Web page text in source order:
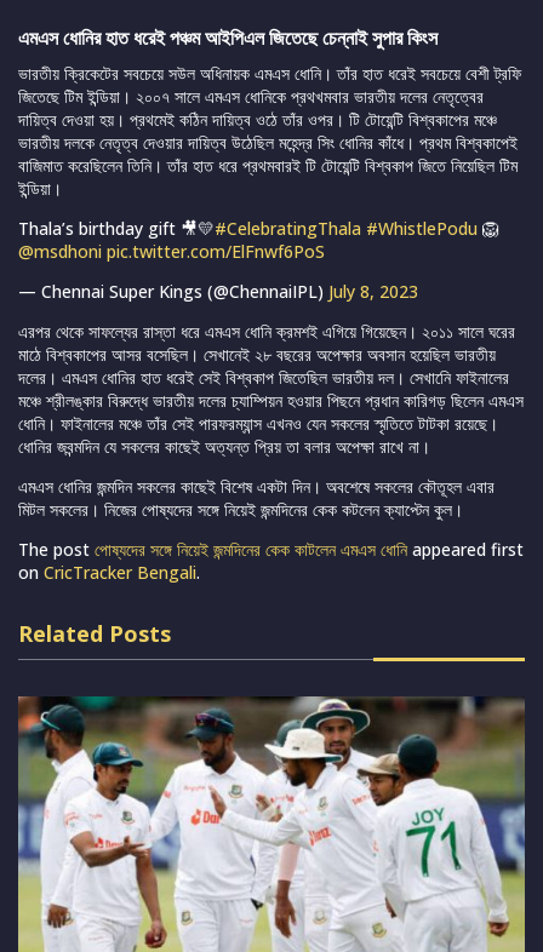
এমএস ধোনির হাত ধরেই পঞ্চম আইপিএল জিতেছে চেন্নাই সুপার কিংস
ভারতীয় ক্রিকেটের সবচেয়ে সউল অধিনায়ক এমএস ধোনি। তাঁর হাত ধরেই সবচেয়ে বেশী ট্রফি
জিতেছে টিম ইন্ডিয়া। ২০০৭ সালে এমএস ধোনিকে প্রথখমবার ভারতীয় দলের নেতৃত্বের
দায়িত্ব দেওয়া হয়। প্রথমেই কঠিন দায়িত্ব ওঠে তাঁর ওপর। টি টোয়েন্টি বিশ্বকাপের মঞ্চে
ভারতীয় দলকে নেতৃত্ব দেওয়ার দায়িত্ব উঠেছিল মহেন্দ্র সিং ধোনির কাঁধে। প্রথম বিশ্বকাপেই
বাজিমাত করেছিলেন তিনি। তাঁর হাত ধরে প্রথমবারই টি টোয়েন্টি বিশ্বকাপ জিতে নিয়েছিল টিম
ইন্ডিয়া।
Thala’s birthday gift 🎥💛#CelebratingThala #WhistlePodu 🦁
@msdhoni pic.twitter.com/ElFnwf6PoS
— Chennai Super Kings (@ChennaiIPL) July 8, 2023
এরপর থেকে সাফল্যের রাস্তা ধরে এমএস ধোনি ক্রমশই এগিয়ে গিয়েছেন। ২০১১ সালে ঘরের
মাঠে বিশ্বকাপের আসর বসেছিল। সেখানেই ২৮ বছরের অপেক্ষার অবসান হয়েছিল ভারতীয়
দলের। এমএস ধোনির হাত ধরেই সেই বিশ্বকাপ জিতেছিল ভারতীয় দল। সেখানেি ফাইনালের
মঞ্চে শ্রীলঙ্কার বিরুদ্ধে ভারতীয় দলের চ্যাম্পিয়ন হওয়ার পিছনে প্রধান কারিগড় ছিলেন এমএস
ধোনি। ফাইনালের মঞ্চে তাঁর সেই পারফরম্যান্স এখনও যেন সকলের স্মৃতিতে টাটকা রয়েছে।
ধোনির জবন্মদিন যে সকলের কাছেই অত্যন্ত প্রিয় তা বলার অপেক্ষা রাখে না।
এমএস ধোনির জন্মদিন সকলের কাছেই বিশেষ একটা দিন। অবশেষে সকলের কৌতূহল এবার
মিটল সকলের। নিজের পোষ্যদের সঙ্গে নিয়েই জন্মদিনের কেক কটলেন ক্যাপ্টেন কুল।
The post পোষ্যদের সঙ্গে নিয়েই জন্মদিনের কেক কাটলেন এমএস ধোনিappeared first
on CricTracker Bengali.
Related Posts